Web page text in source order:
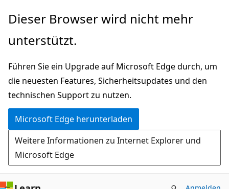
Zu
wechseln
Zur
springen
Dieser Browser wird nicht mehr
unterstützt.
Führen Sie ein Upgrade auf Microsoft Edge durch, um
die neuesten Features, Sicherheitsupdates und den
technischen Support zu nutzen.
Microsoft Edge herunterladen
Weitere Informationen zu Internet Explorer und
Microsoft Edge